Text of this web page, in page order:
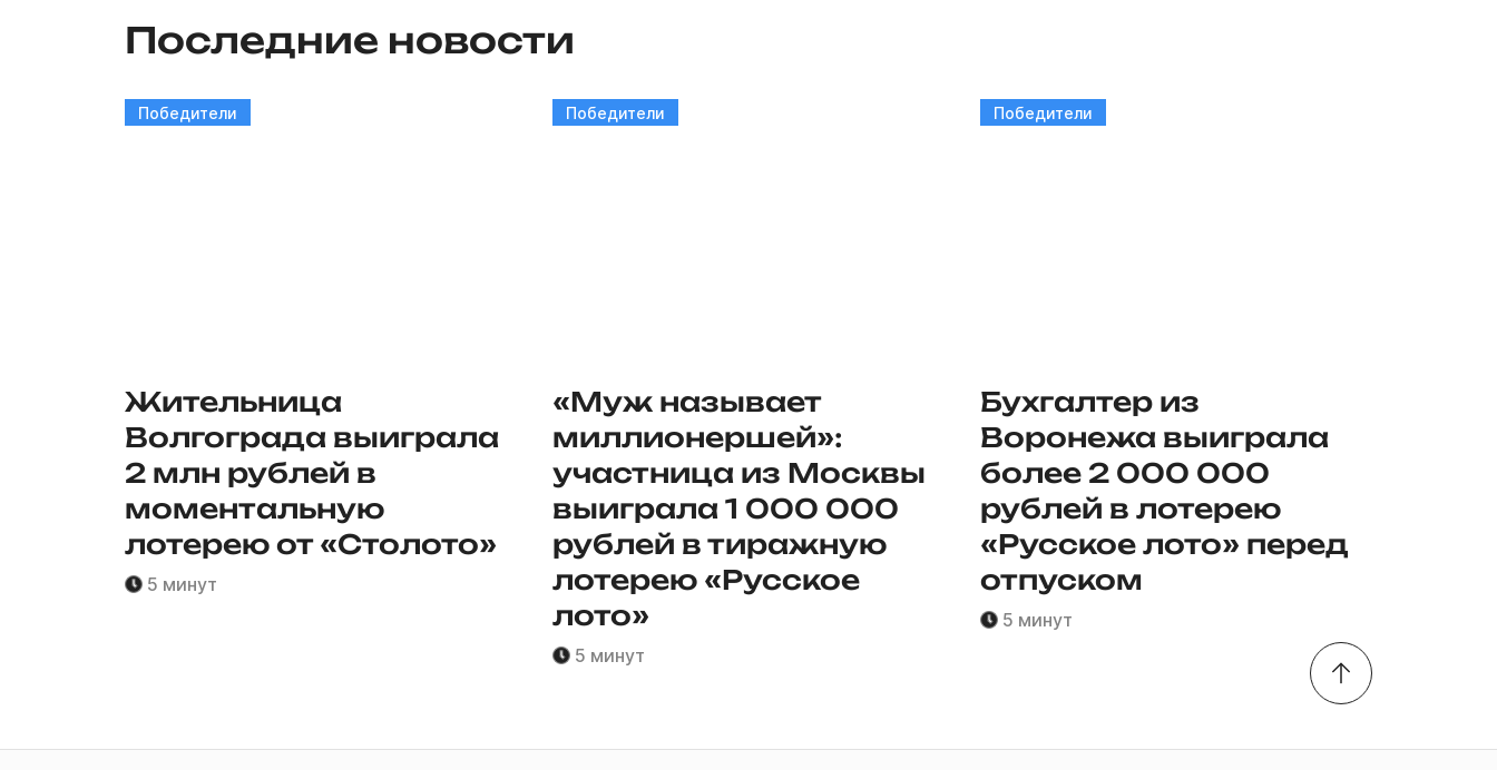
Последние новости
Победители
Жительница
Волгограда выиграла
2 млн рублей в
моментальную
лотерею от «Столото»
5 минут
Победители
«Муж называет
миллионершей»:
участница из Москвы
выиграла 1 000 000
рублей в тиражную
лотерею «Русское
лото»
5 минут
Победители
Бухгалтер из
Воронежа выиграла
более 2 000 000
рублей в лотерею
«Русское лото» перед
отпуском
5 минут